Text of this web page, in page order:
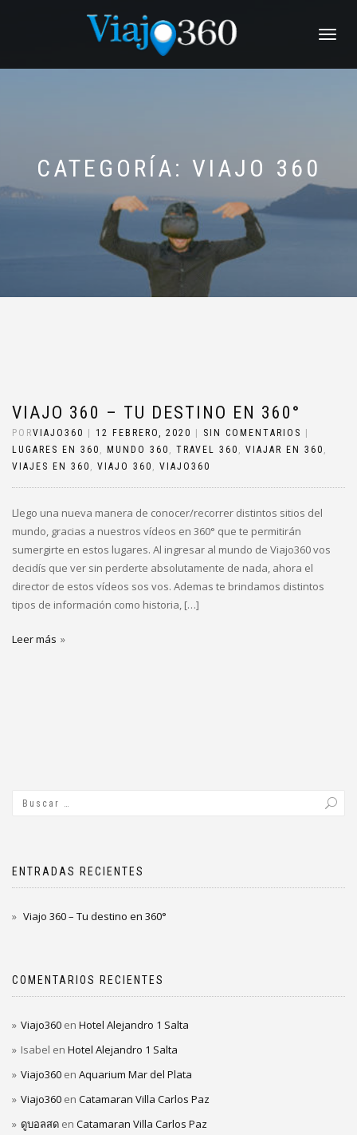
CATEGORÍA: VIAJO 360
VIAJO 360 – TU DESTINO EN 360°
PORVIAJO360 12 FEBRERO, 2020 SIN COMENTARIOS
LUGARES EN 360 , MUNDO 360 , TRAVEL 360 , VIAJAR EN 360 ,
VIAJES EN 360 , VIAJO 360 , VIAJO360
Llego una nueva manera de conocer/recorrer distintos sitios del
mundo, gracias a nuestros vídeos en 360° que te permitirán
sumergirte en estos lugares. Al ingresar al mundo de Viajo360 vos
decidís que ver sin perderte absolutamente de nada, ahora el
director de estos vídeos sos vos. Ademas te brindamos distintos
tipos de información como historia, […]
Leer más
ENTRADAS RECIENTES
Viajo 360 – Tu destino en 360°
COMENTARIOS RECIENTES
Viajo360 en Hotel Alejandro 1 Salta
Isabel en Hotel Alejandro 1 Salta
Viajo360 en Aquarium Mar del Plata
Viajo360 en Catamaran Villa Carlos Paz
ดูบอลสด en Catamaran Villa Carlos Paz